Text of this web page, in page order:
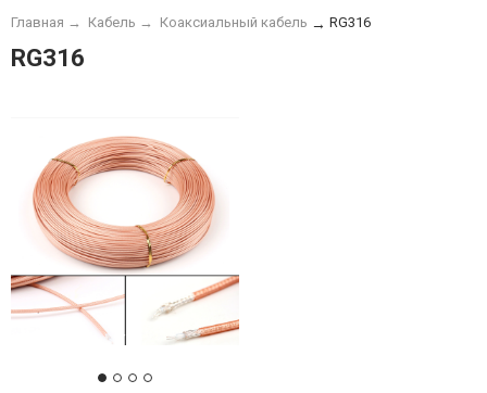
Главная → Кабель → Коаксиальный кабель → RG316
RG316